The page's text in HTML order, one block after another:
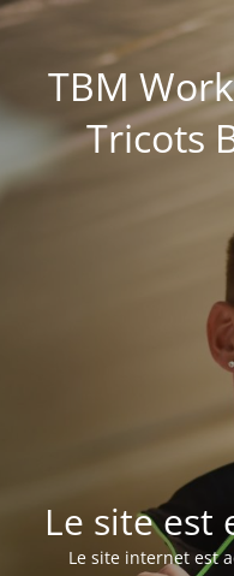
TBM
Tricots
Le site est
Le site internet est